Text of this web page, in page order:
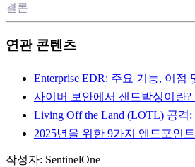
결론
연관 콘텐츠
Enterprise EDR: 주요 기능, 이점
사이버 보안에서 샌드박싱이란?
Living Off the Land (LOTL) 공격
2025년을 위한 9가지 엔드포인
작성자: SentinelOne